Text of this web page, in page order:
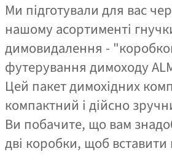
Ми підготували для вас
нашому асортименті
димовидалення -
футерування димоходу
Цей пакет димохідних
компактний і дійсно
Ви побачите, що вам
дві коробки, щоб